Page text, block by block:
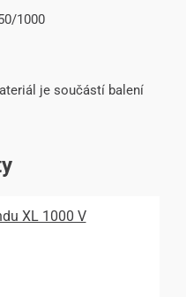
1000
je součástí balení
XL 1000 V